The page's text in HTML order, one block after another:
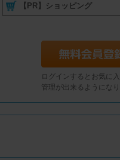
【PR】ショッピング
ログインするとお気に
管理が出来るようにな